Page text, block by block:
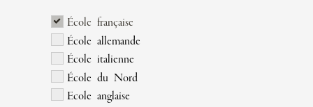
École française
École allemande
École italienne
École du Nord
Ecole anglaise